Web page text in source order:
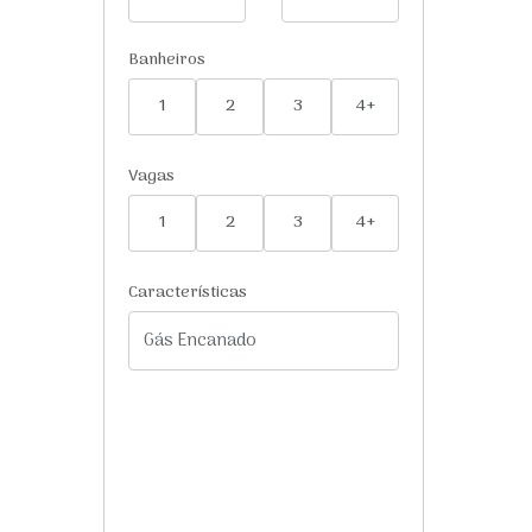
Banheiros
1
2 3 4+
Vagas
1
2 3 4+
Características